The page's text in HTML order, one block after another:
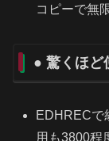
コピーで無
● 驚くほど
EDHRECで
用も3800程